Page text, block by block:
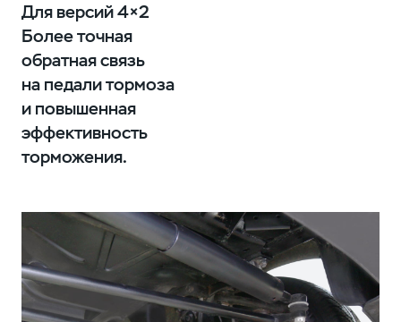
Для версий 4×2
Более точная
обратная связь
на педали тормоза
и повышенная
эффективность
торможения.